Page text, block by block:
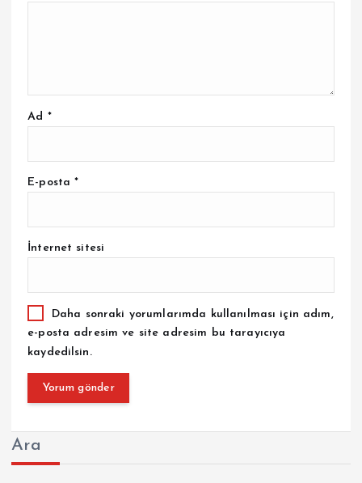
Ad *
E-posta*
İnternet sitesi
Daha sonraki yorumlarımda kullanılması için adım,
e-posta adresim ve site adresim bu tarayıcıya
kaydedilsin.
Ara